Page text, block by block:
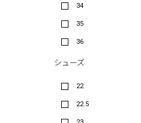
34
35
36
シューズ
22
22.5